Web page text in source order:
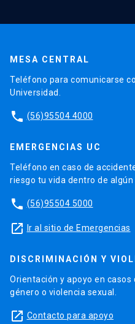
MESA CENTRAL
Teléfono para comunicarse
Universidad.
phone (56)95504 4000
EMERGENCIAS UC
Teléfono en caso de
riesgo tu vida dentro de algún
phone (56)95504 5000
launch Ir al sitio de Emergencias
DISCRIMINACIÓN Y
Orientación y apoyo en
género o violencia sexual.
launch Contacto para apoyo